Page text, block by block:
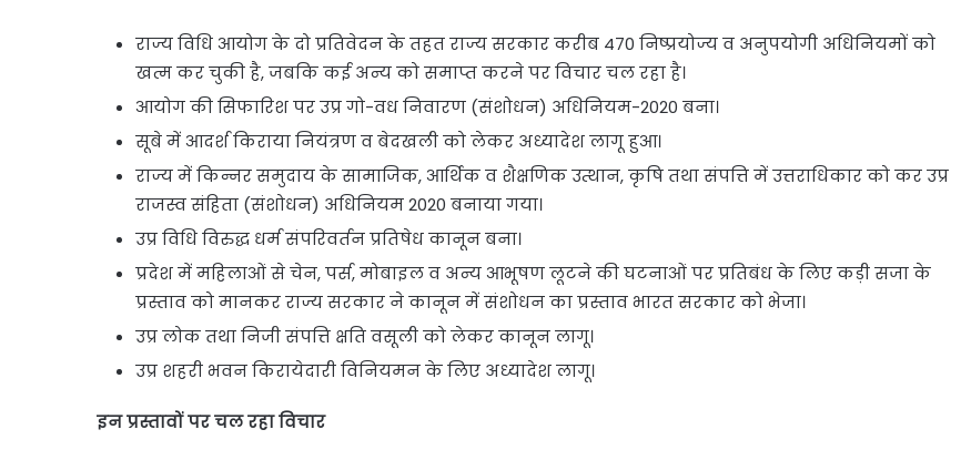
राज्य विधि आयोग के दो प्रतिवेदन के तहत राज्य सरकार करीब 470 निष्प्रयोज्य व अनुपयोगी अधिनियमों को
खत्म कर चुकी है, जबकि कई अन्य को समाप्त करने पर विचार चल रहा है।
आयोग की सिफारिश पर उप्र गो-वध निवारण (संशोधन) अधिनियम-2020 बना।
सूबे में आदर्श किराया नियंत्रण व बेदखली को लेकर अध्यादेश लागू हुआ।
राज्य में किन्नर समुदाय के सामाजिक, आर्थिक व शैक्षणिक उत्थान, कृषि तथा संपत्ति में उत्तराधिकार को कर उप्र
राजस्व संहिता (संशोधन) अधिनियम 2020 बनाया गया।
उप्र विधि विरुद्ध धर्म संपरिवर्तन प्रतिषेध कानून बना।
प्रदेश में महिलाओं से चेन, पर्स, मोबाइल व अन्य आभूषण लूटने की घटनाओं पर प्रतिबंध के लिए कड़ी सजा के
प्रस्ताव को मानकर राज्य सरकार ने कानून में संशोधन का प्रस्ताव भारत सरकार को भेजा।
उप्र लोक तथा निजी संपत्ति क्षति वसूली को लेकर कानून लागू।
उप्र शहरी भवन किरायेदारी विनियमन के लिए अध्यादेश लागू।
इन प्रस्तावों पर चल रहा विचार